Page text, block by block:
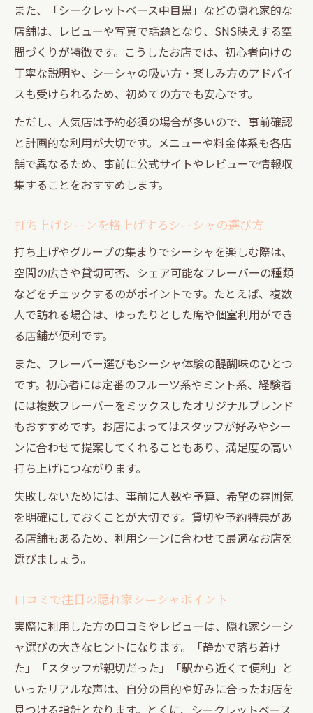
また、「シークレットベース中目黒」などの隠れ家的な
店舗は、レビューや写真で話題となり、SNS映えする空
間づくりが特徴です。こうしたお店では、初心者向けの
丁寧な説明や、シーシャの吸い方・楽しみ方のアドバイ
スも受けられるため、初めての方でも安心です。
ただし、人気店は予約必須の場合が多いので、事前確認
と計画的な利用が大切です。メニューや料金体系も各店
舗で異なるため、事前に公式サイトやレビューで情報収
集することをおすすめします。
打ち上げシーンを格上げするシーシャの選び方
打ち上げやグループの集まりでシーシャを楽しむ際は、
空間の広さや貸切可否、シェア可能なフレーバーの種類
などをチェックするのがポイントです。たとえば、複数
人で訪れる場合は、ゆったりとした席や個室利用ができ
る店舗が便利です。
また、フレーバー選びもシーシャ体験の醍醐味のひとつ
です。初心者には定番のフルーツ系やミント系、経験者
には複数フレーバーをミックスしたオリジナルブレンド
もおすすめです。お店によってはスタッフが好みやシー
ンに合わせて提案してくれることもあり、満足度の高い
打ち上げにつながります。
失敗しないためには、事前に人数や予算、希望の雰囲気
を明確にしておくことが大切です。貸切や予約特典があ
る店舗もあるため、利用シーンに合わせて最適なお店を
選びましょう。
口コミで注目の隠れ家シーシャポイント
実際に利用した方の口コミやレビューは、隠れ家シーシ
ャ選びの大きなヒントになります。「静かで落ち着け
た」「スタッフが親切だった」「駅から近くて便利」と
いったリアルな声は、自分の目的や好みに合ったお店を
見つける指針となります。とくに、シークレットベース